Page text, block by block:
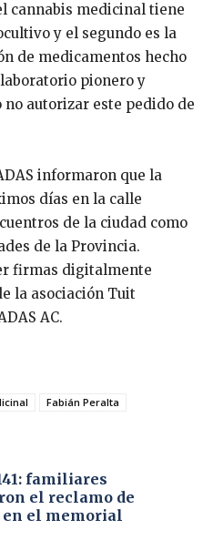
cannabis medicinal tiene
y el segundo es la
de medicamentos hecho
pionero y
no autorizar este pedido de
informaron que la
días en la calle
de la ciudad como
de la Provincia.
firmas digitalmente
la asociación Tuit
AC.
Fabián Peralta
familiares
el reclamo de
el memorial